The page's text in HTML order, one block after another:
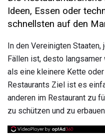
Ideen, Essen oder
schnellsten auf den
In den Vereinigten
Fällen ist, desto
als eine kleinere Kette oder
Restaurants Ziel ist es
anderen im Restaurant zu
zu schützen und zu